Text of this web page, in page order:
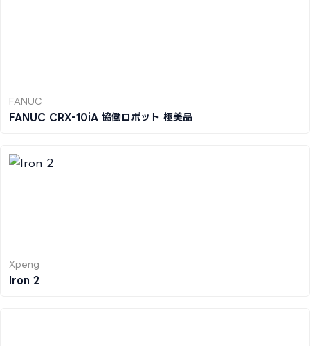
FANUC
FANUC CRX-10iA 協働ロボット 極美品
Xpeng
Iron 2